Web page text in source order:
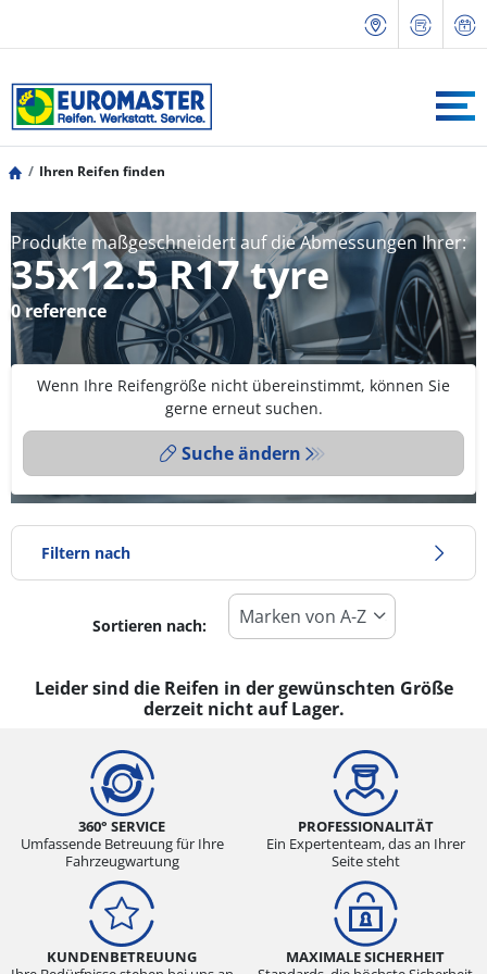
Ihren Reifen finden
Produkte maßgeschneidert auf die Abmessungen Ihrer:
35x12.5 R17 tyre
0 reference
Wenn Ihre Reifengröße nicht übereinstimmt, können Sie
gerne erneut suchen.
Suche ändern
Filtern nach
Reifentyp
Alle Arten (0)
Winter (0)
Sommer (0)
Ganzjahresreifen (0)
Fahrzeugmodell
Alle Arten (0)
Pkw (0)
Sortieren nach:
Leider sind die Reifen in der gewünschten Größe
derzeit nicht auf Lager.
360° SERVICE
Umfassende Betreuung für Ihre
Fahrzeugwartung
PROFESSIONALITÄT
Ein Expertenteam, das an Ihrer
Seite steht
KUNDENBETREUUNG
MAXIMALE SICHERHEIT